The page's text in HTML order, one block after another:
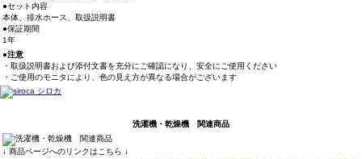
●セット内容
本体、排水ホース、取扱説明書
●保証期間
1年
●注意
・取扱説明書および添付文書を充分にご確認になり、安全にご使用ください
・ご使用のモニタにより、色の見え方が異なる場合がございます
洗濯機・乾燥機 関連商品
↓ 商品ページへのリンクはこちら ↓